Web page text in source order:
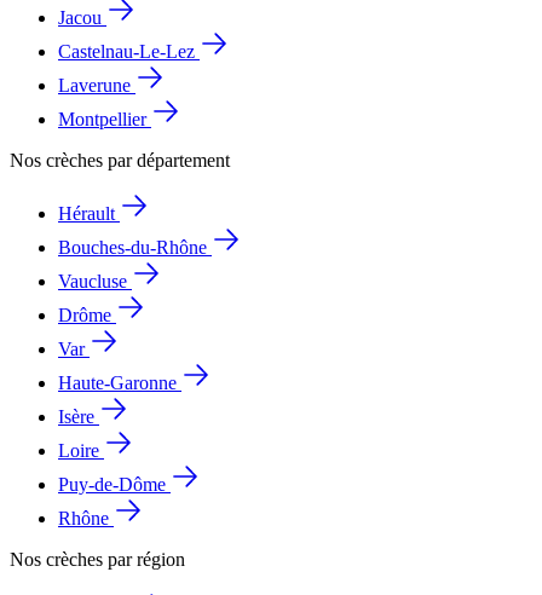
Jacou
Castelnau-Le-Lez
Laverune
Montpellier
Nos crèches par département
Hérault
Bouches-du-Rhône
Vaucluse
Drôme
Var
Haute-Garonne
Isère
Loire
Puy-de-Dôme
Rhône
Nos crèches par région